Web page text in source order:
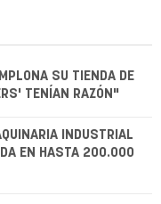
SU TIENDA DE
TENÍAN RAZÓN"
INDUSTRIAL
EN HASTA 200.000